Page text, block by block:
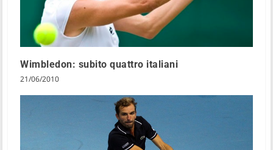
Wimbledon: subito quattro italiani
21/06/2010